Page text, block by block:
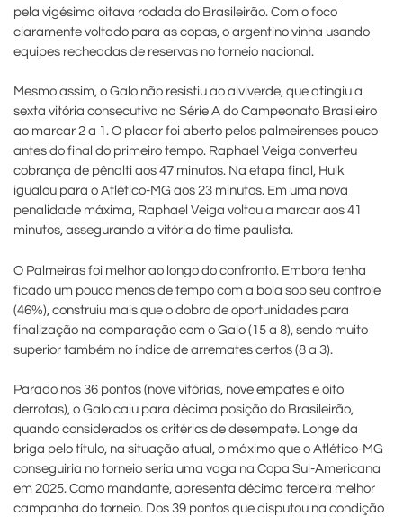
pela vigésima oitava rodada do Brasileirão. Com o foco
claramente voltado para as copas, o argentino vinha usando
equipes recheadas de reservas no torneio nacional.
Mesmo assim, o Galo não resistiu ao alviverde, que atingiu a
sexta vitória consecutiva na Série A do Campeonato Brasileiro
ao marcar 2 a 1. O placar foi aberto pelos palmeirenses pouco
antes do final do primeiro tempo. Raphael Veiga converteu
cobrança de pênalti aos 47 minutos. Na etapa final, Hulk
igualou para o Atlético-MG aos 23 minutos. Em uma nova
penalidade máxima, Raphael Veiga voltou a marcar aos 41
minutos, assegurando a vitória do time paulista.
O Palmeiras foi melhor ao longo do confronto. Embora tenha
ficado um pouco menos de tempo com a bola sob seu controle
(46%), construiu mais que o dobro de oportunidades para
finalização na comparação com o Galo (15 a 8), sendo muito
superior também no índice de arremates certos (8 a 3).
Parado nos 36 pontos (nove vitórias, nove empates e oito
derrotas), o Galo caiu para décima posição do Brasileirão,
quando considerados os critérios de desempate. Longe da
briga pelo título, na situação atual, o máximo que o Atlético-MG
conseguiria no torneio seria uma vaga na Copa Sul-Americana
em 2025. Como mandante, apresenta décima terceira melhor
campanha do torneio. Dos 39 pontos que disputou na condição